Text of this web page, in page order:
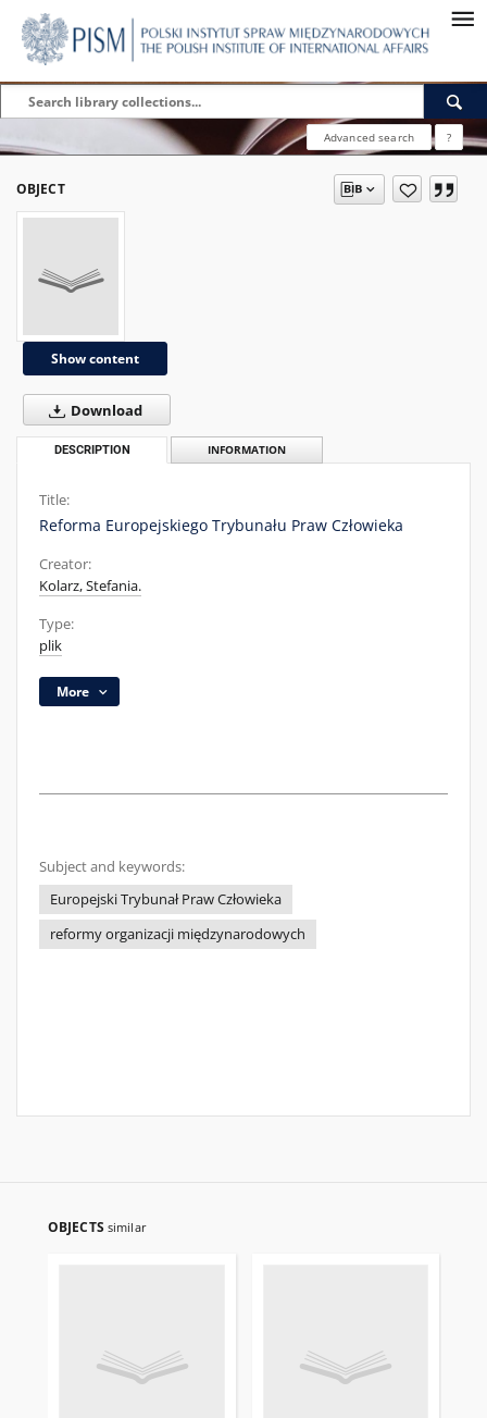
Advanced search ?
OBJECT
Show content
Download
DESCRIPTION INFORMATION
Title:
Reforma Europejskiego Trybunału Praw Człowieka
Creator:
Kolarz, Stefania.
Type:
plik
More
Subject and keywords:
Europejski Trybunał Praw Człowieka
reformy organizacji międzynarodowych
OBJECTS similar